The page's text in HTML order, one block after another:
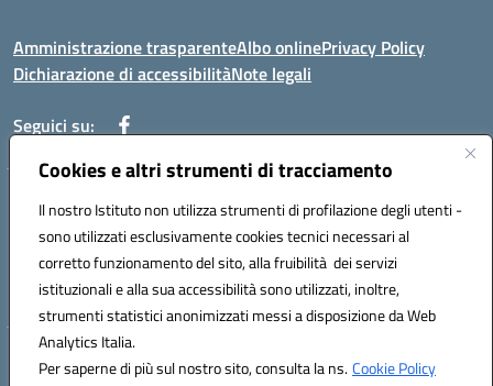
Cookies e altri strumenti di tracciamento
Il nostro Istituto non utilizza strumenti di profilazione degli utenti -
sono utilizzati esclusivamente cookies tecnici necessari al
corretto funzionamento del sito, alla fruibilità dei servizi
istituzionali e alla sua accessibilità sono utilizzati, inoltre,
strumenti statistici anonimizzati messi a disposizione da Web
Analytics Italia.
Per saperne di più sul nostro sito, consulta la ns.Cookie Policy
Amministrazione trasparenteAlbo onlinePrivacy Policy
Dichiarazione di accessibilitàNote legali
Seguici su:
Indirizzo: VIA BRECCIAME, 46 - 81024 MADDALONI (CE)
Mail: CEIC8AU001@istruzione.it - Pec: CEIC8AU001@pec.istruzione.it -
Telefono: 0823408721
Meccanografico: CEIC8AU001
Codice fiscale: 93086080616
Hosting & Powered by 3D Solution S.r.l.